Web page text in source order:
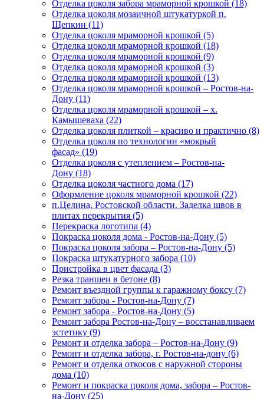
Отделка цоколя забора мраморной крошкой (18)
Отделка цоколя мозаичной штукатуркой п.
Щепкин (11)
Отделка цоколя мраморной крошкой (5)
Отделка цоколя мраморной крошкой (18)
Отделка цоколя мраморной крошкой (9)
Отделка цоколя мраморной крошкой (3)
Отделка цоколя мраморной крошкой (13)
Отделка цоколя мраморной крошкой – Ростов-на-
Дону (11)
Отделка цоколя мраморной крошкой – х.
Камышеваха (22)
Отделка цоколя плиткой – красиво и практично (8)
Отделка цоколя по технологии «мокрый
фасад» (19)
Отделка цоколя с утеплением – Ростов-на-
Дону (18)
Отделка цоколя частного дома (17)
Оформление цоколя мраморной крошкой (22)
п.Целина, Ростовской области. Заделка швов в
плитах перекрытия (5)
Перекраска логотипа (4)
Покраска цоколя дома - Ростов-на-Дону (5)
Покраска цоколя забора – Ростов-на-Дону (5)
Покраска штукатурного забора (10)
Пристройка в цвет фасада (3)
Резка траншеи в бетоне (8)
Ремонт въездной группы к гаражному боксу (7)
Ремонт забора - Ростов-на-Дону (7)
Ремонт забора - Ростов-на-Дону (5)
Ремонт забора Ростов-на-Дону – восстанавливаем
эстетику (9)
Ремонт и отделка забора – Ростов-на-Дону (9)
Ремонт и отделка забора, г. Ростов-на-дону (6)
Ремонт и отделка откосов с наружной стороны
дома (10)
Ремонт и покраска цоколя дома, забора – Ростов-
на-Дону (25)